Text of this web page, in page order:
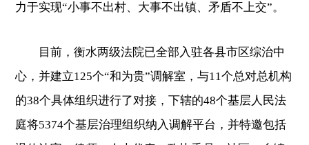
力于实现“小事不出村、大事不出镇、矛盾不上交”。
目前，衡水两级法院已全部入驻各县市区综治中
心，并建立125个“和为贵”调解室，与11个总对总机构
的38个具体组织进行了对接，下辖的48个基层人民法
庭将5374个基层治理组织纳入调解平台，并特邀包括